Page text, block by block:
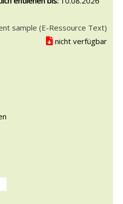
einem externen Medieninhalt -
sample (E-Ressource Text)
nicht verfügbar